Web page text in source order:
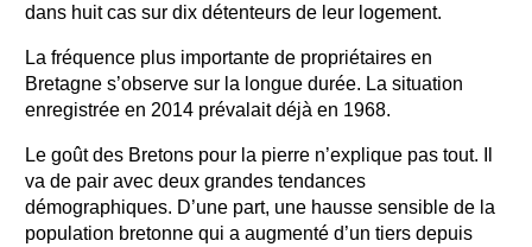
dans huit cas sur dix détenteurs de leur logement.
La fréquence plus importante de propriétaires en
Bretagne s’observe sur la longue durée. La situation
enregistrée en 2014 prévalait déjà en 1968.
Le goût des Bretons pour la pierre n’explique pas tout. Il
va de pair avec deux grandes tendances
démographiques. D’une part, une hausse sensible de la
population bretonne qui a augmenté d’un tiers depuis